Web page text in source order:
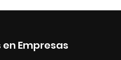
Empresas